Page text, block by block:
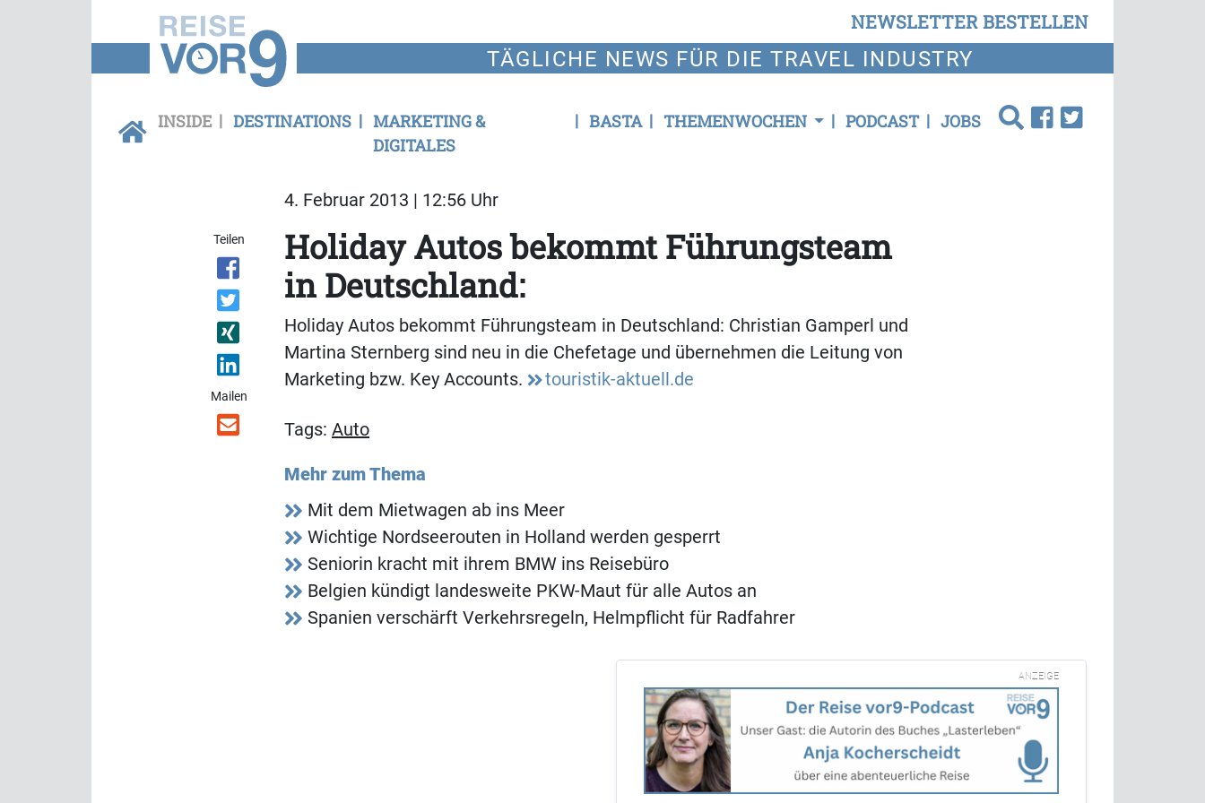
NEWSLETTER BESTELLEN
TÄGLICHE NEWS FÜR DIE TRAVEL INDUSTRY
INSIDE DESTINATIONS
MARKETING &
DIGITALES
BASTA THEMENWOCHEN PODCAST JOBS
4. Februar 2013 | 12:56 Uhr
Teilen
Mailen
Holiday Autos bekommt Führungsteam
in Deutschland:
Holiday Autos bekommt Führungsteam in Deutschland: Christian Gamperl und
Martina Sternberg sind neu in die Chefetage und übernehmen die Leitung von
Marketing bzw. Key Accounts.
touristik-aktuell.de
Tags: Auto
Mehr zum Thema
Mit dem Mietwagen ab ins Meer
Wichtige Nordseerouten in Holland werden gesperrt
Seniorin kracht mit ihrem BMW ins Reisebüro
Belgien kündigt landesweite PKW-Maut für alle Autos an
Spanien verschärft Verkehrsregeln, Helmpflicht für Radfahrer
ANZEIGE